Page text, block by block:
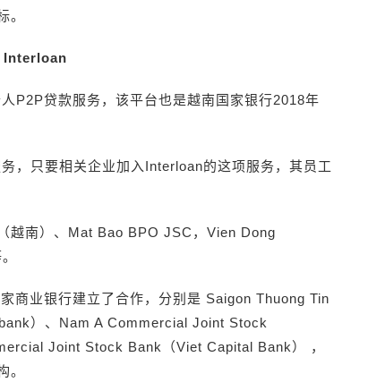
。
Interloan
P2P贷款服务，该平台也是越南国家银行2018年
，只要相关企业加入Interloan的这项服务，其员工
越南）、Mat Bao BPO JSC，Vien Dong
商业银行建立了合作，分别是 Saigon Thuong Tin
）、Nam A Commercial Joint Stock
Joint Stock Bank（Viet Capital Bank） ，
。